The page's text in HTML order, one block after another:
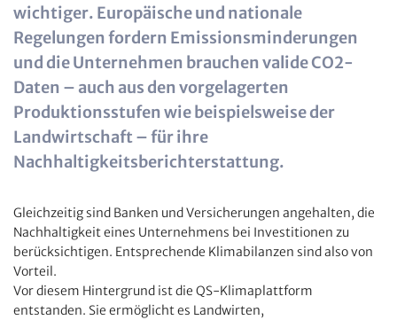
wichtiger. Europäische und nationale
Regelungen fordern Emissionsminderungen
und die Unternehmen brauchen valide CO2-
Daten – auch aus den vorgelagerten
Produktionsstufen wie beispielsweise der
Landwirtschaft – für ihre
Nachhaltigkeitsberichterstattung.
Gleichzeitig sind Banken und Versicherungen angehalten, die
Nachhaltigkeit eines Unternehmens bei Investitionen zu
berücksichtigen. Entsprechende Klimabilanzen sind also von
Vorteil.
Vor diesem Hintergrund ist die QS-Klimaplattform
entstanden. Sie ermöglicht es Landwirten,